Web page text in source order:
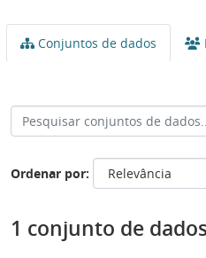
Conjuntos de dados
Ordenar por
1 conjunto de